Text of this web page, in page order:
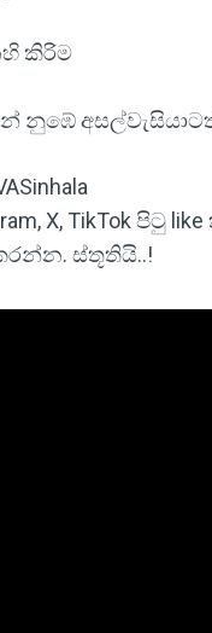
කිරිම
නුඹේ
X, TikTok
කරන්න. ස්තූතියි..!